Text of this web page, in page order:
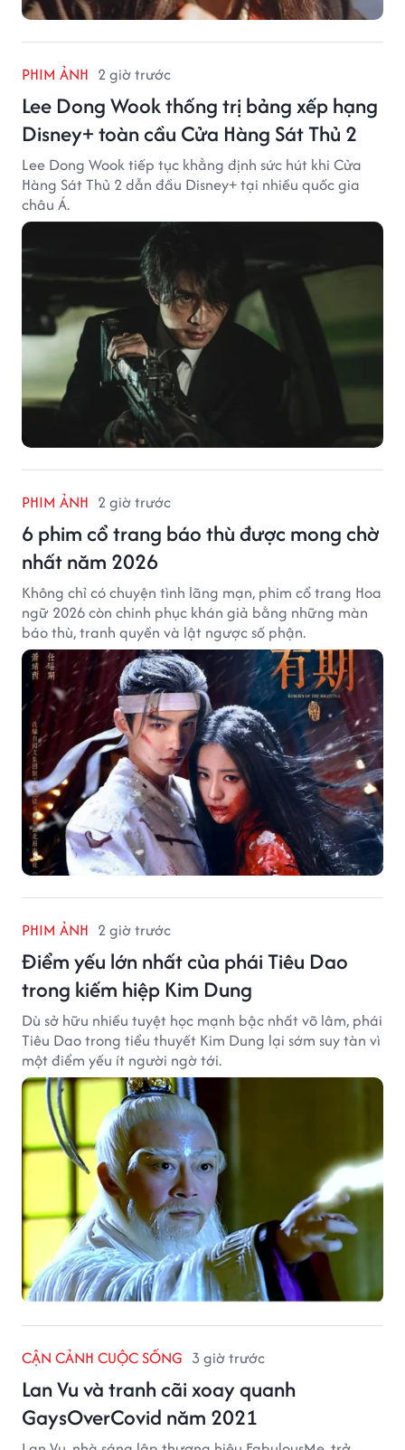
PHIM ẢNH 2 giờ trước
Lee Dong Wook thống trị bảng xếp hạng
Disney+ toàn cầu Cửa Hàng Sát Thủ 2
Lee Dong Wook tiếp tục khẳng định sức hút khi Cửa
Hàng Sát Thủ 2 dẫn đầu Disney+ tại nhiều quốc gia
châu Á.
PHIM ẢNH 2 giờ trước
6 phim cổ trang báo thù được mong chờ
nhất năm 2026
Không chỉ có chuyện tình lãng mạn, phim cổ trang Hoa
ngữ 2026 còn chinh phục khán giả bằng những màn
báo thù, tranh quyền và lật ngược số phận.
PHIM ẢNH 2 giờ trước
Điểm yếu lớn nhất của phái Tiêu Dao
trong kiếm hiệp Kim Dung
Dù sở hữu nhiều tuyệt học mạnh bậc nhất võ lâm, phái
Tiêu Dao trong tiểu thuyết Kim Dung lại sớm suy tàn vì
một điểm yếu ít người ngờ tới.
CẬN CẢNH CUỘC SỐNG 3 giờ trước
Lan Vu và tranh cãi xoay quanh
GaysOverCovid năm 2021